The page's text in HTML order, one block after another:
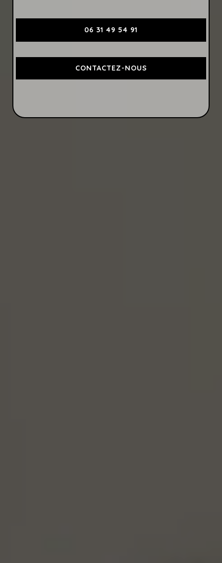
06 31 49 54 91
CONTACTEZ-NOUS